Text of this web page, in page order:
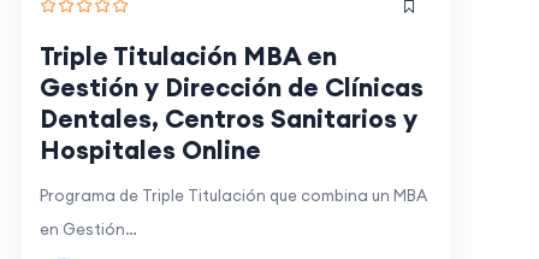
Triple Titulación MBA en
Gestión y Dirección de Clínicas
Dentales, Centros Sanitarios y
Hospitales Online
Programa de Triple Titulación que combina un MBA
en Gestión…